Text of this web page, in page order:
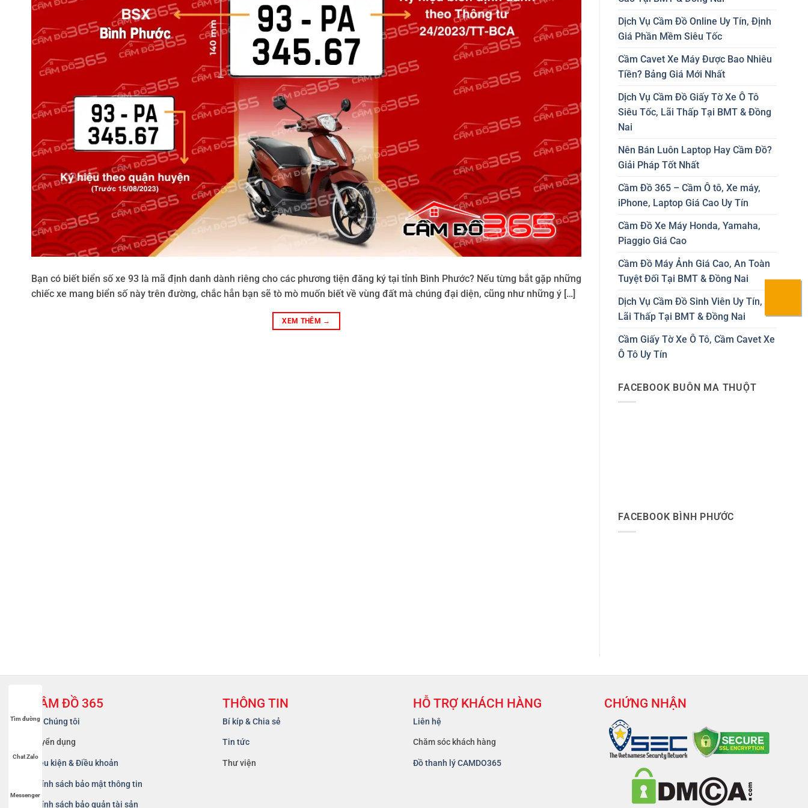
Bạn có biết biển số xe 93 là mã định danh dành riêng cho các phương tiện đăng ký tại tỉnh Bình Phước? Nếu từng bắt gặp những
chiếc xe mang biển số này trên đường, chắc hẳn bạn sẽ tò mò muốn biết về vùng đất mà chúng đại diện, cũng như những ý […]
XEM THÊM →
Dịch Vụ Cầm Đồ Online Uy Tín, Định
Giá Phần Mềm Siêu Tốc
Cầm Cavet Xe Máy Được Bao Nhiêu
Tiền? Bảng Giá Mới Nhất
Dịch Vụ Cầm Đồ Giấy Tờ Xe Ô Tô
Siêu Tốc, Lãi Thấp Tại BMT & Đồng
Nai
Nên Bán Luôn Laptop Hay Cầm Đồ?
Giải Pháp Tốt Nhất
Cầm Đồ 365 – Cầm Ô tô, Xe máy,
iPhone, Laptop Giá Cao Uy Tín
Cầm Đồ Xe Máy Honda, Yamaha,
Piaggio Giá Cao
Cầm Đồ Máy Ảnh Giá Cao, An Toàn
Tuyệt Đối Tại BMT & Đồng Nai
Dịch Vụ Cầm Đồ Sinh Viên Uy Tín,
Lãi Thấp Tại BMT & Đồng Nai
Cầm Giấy Tờ Xe Ô Tô, Cầm Cavet Xe
Ô Tô Uy Tín
FACEBOOK BUÔN MA THUỘT
FACEBOOK BÌNH PHƯỚC
CẦM ĐỒ 365
Về Chúng tôi
Tuyển dụng
Điều kiện & Điều khoản
Chính sách bảo mật thông tin
Chính sách bảo quản tài sản
THÔNG TIN
Bí kíp & Chia sẻ
Tin tức
Thư viện
HỖ TRỢ KHÁCH HÀNG
Liên hệ
Chăm sóc khách hàng
Đồ thanh lý CAMDO365
CHỨNG NHẬN
Tìm đường
Chat Zalo
Messenger